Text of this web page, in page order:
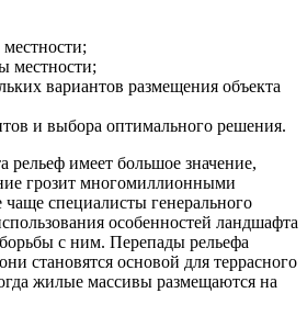
местности;
вариантов размещения объекта
и выбора оптимального решения.
рельеф имеет большое значение,
грозит многомиллионными
чаще специалисты генерального
особенностей ландшафта
с ним. Перепады рельефа
становятся основой для террасного
жилые массивы размещаются на